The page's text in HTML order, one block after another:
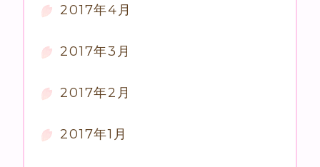
2017年4月
2017年3月
2017年2月
2017年1月